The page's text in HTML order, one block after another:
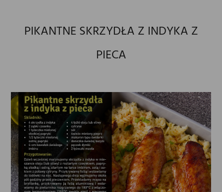
PIKANTNE SKRZYDŁA Z INDYKA Z
PIECA